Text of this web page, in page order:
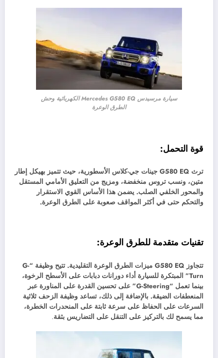
سيارة مرسيدس Mercedes G580 EQ الكهربائية وحش
الطرق الوعرة
قوة التحمل:
ترث G580 EQ جينات جي-كلاس الأسطورية، حيث تتميز بهيكل إطار
متين، ونسب تروس منخفضة، ومزيج من التعليق الأمامي المستقل
والمحور الخلفي الصلب. يضمن هذا الأساس القوي الاستقرار
والتحكم حتى في أكثر المواقف صعوبة على الطرق الوعرة.
تقنيات متقدمة للطرق الوعرة:
تتجاوز G580 EQ ميزات الطرق الوعرة التقليدية. تتيح وظيفة “G-
Turn” المبتكرة للسيارة أداء دورانات دبابات على الأسطح الرخوة،
بينما تعمل “G-Steering” على تحسين القدرة على المناورة عبر
المنعطفات الضيقة. بالإضافة إلى ذلك، تساعد وظيفة الزحف ثلاثية
السرعات على الحفاظ على سرعة ثابتة على المنحدرات الخطرة،
مما يسمح لك بالتركيز على التنقل على التضاريس بثقة.